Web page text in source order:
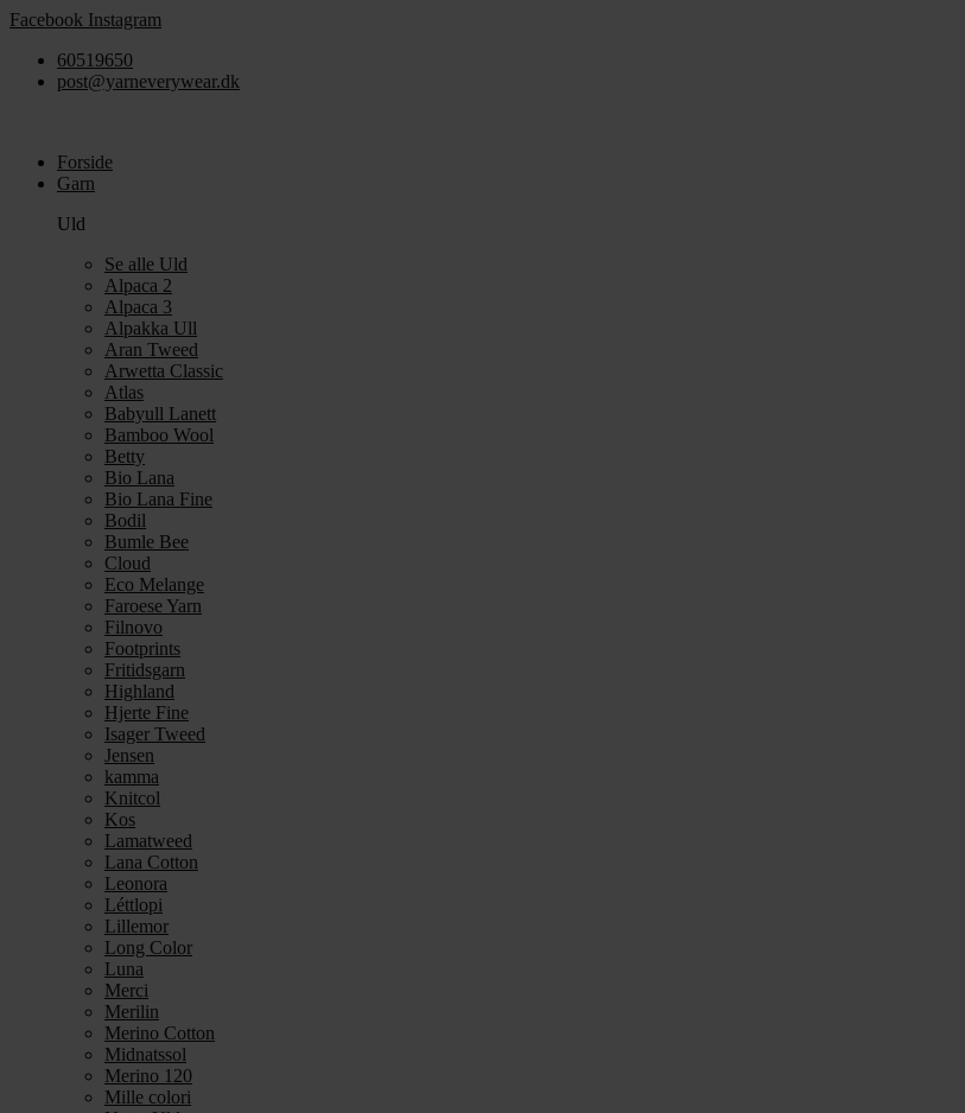
Videre
indhold
Facebook Instagram
60519650
post@yarneverywear.dk
Forside
Garn
Uld
Se alle Uld
Alpaca 2
Alpaca 3
Alpakka Ull
Aran Tweed
Arwetta Classic
Atlas
Babyull Lanett
Bamboo Wool
Betty
Bio Lana
Bio Lana Fine
Bodil
Bumle Bee
Cloud
Eco Melange
Faroese Yarn
Filnovo
Footprints
Fritidsgarn
Highland
Hjerte Fine
Isager Tweed
Jensen
kamma
Knitcol
Kos
Lamatweed
Lana Cotton
Leonora
Léttlopi
Lillemor
Long Color
Luna
Merci
Merilin
Merino Cotton
Midnatssol
Merino 120
Mille colori